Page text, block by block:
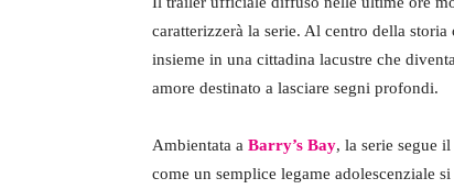
caratterizzerà la serie. Al centro della storia
insieme in una cittadina lacustre che
amore destinato a lasciare segni profondi.
Ambientata a Barry’s Bay, la serie segue
come un semplice legame adolescenziale